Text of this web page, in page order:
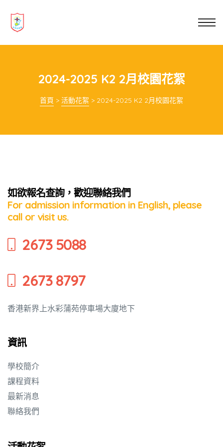
2024-2025 K2 2月校園花絮
首頁 > 活動花絮 > 2024-2025 K2 2月校園花絮
如欲報名查詢，歡迎聯絡我們
For admission information in English, please
call or visit us.
2673 5088
2673 8797
香港新界上水彩蒲苑停車場大廈地下
資訊
學校簡介
課程資料
最新消息
聯絡我們
教育